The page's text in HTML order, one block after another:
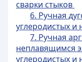
сварки стыков
6. Ручная
углеродистых и
7. Ручная
неплавящимся
углеродистых и